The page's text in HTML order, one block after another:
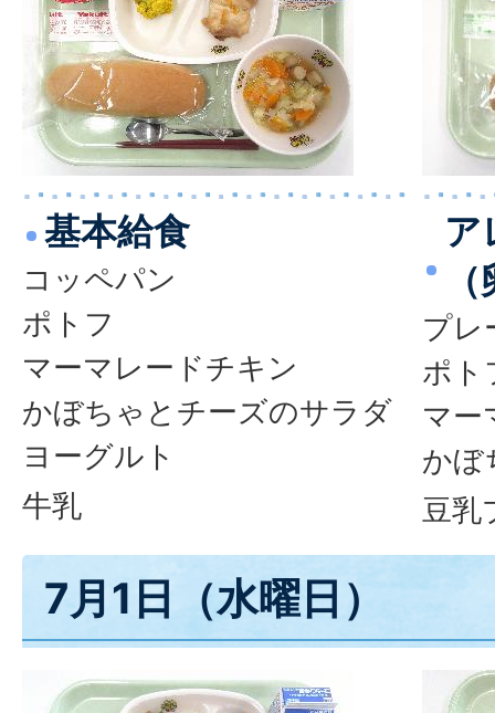
基本給食
コッペパン
ポトフ
マーマレードチキン
かぼちゃとチーズのサラダ
ヨーグルト
牛乳
ア
プレ
ポト
マー
かぼ
豆乳
7月1日（水曜日）